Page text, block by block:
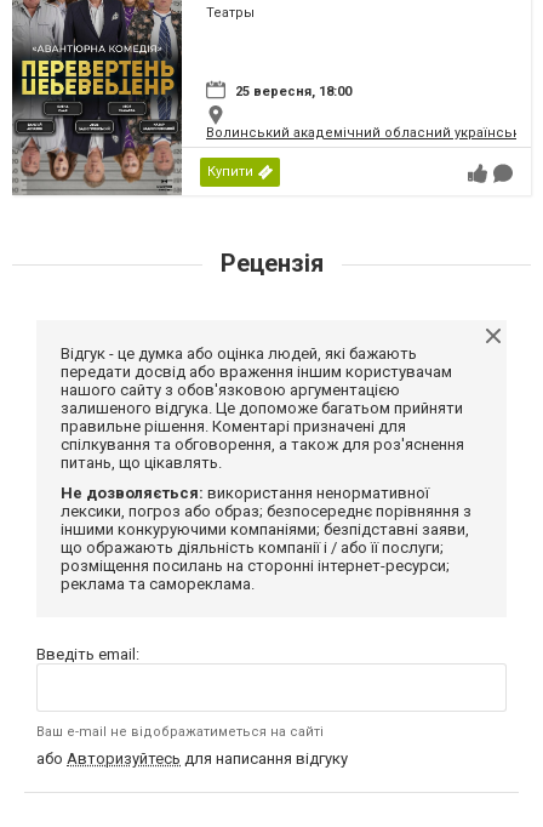
Театры
25 вересня, 18:00
Волинський академічний обласний
Купити
Рецензія
Відгук - це думка або оцінка людей, які бажають
передати досвід або враження іншим користувачам
нашого сайту з обов'язковою аргументацією
залишеного відгука. Це допоможе багатьом прийняти
правильне рішення. Коментарі призначені для
спілкування та обговорення, а також для роз'яснення
питань, що цікавлять.
Не дозволяється: використання ненормативної
лексики, погроз або образ; безпосереднє порівняння з
іншими конкуруючими компаніями; безпідставні заяви,
що ображають діяльність компанії і / або її послуги;
розміщення посилань на сторонні інтернет-ресурси;
реклама та самореклама.
Введіть email:
Ваш e-mail не відображатиметься на сайті
або Авторизуйтесь для написання відгуку